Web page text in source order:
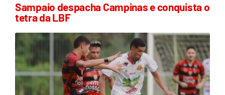
Sampaio despacha Campinas e conquista o
tetra da LBF